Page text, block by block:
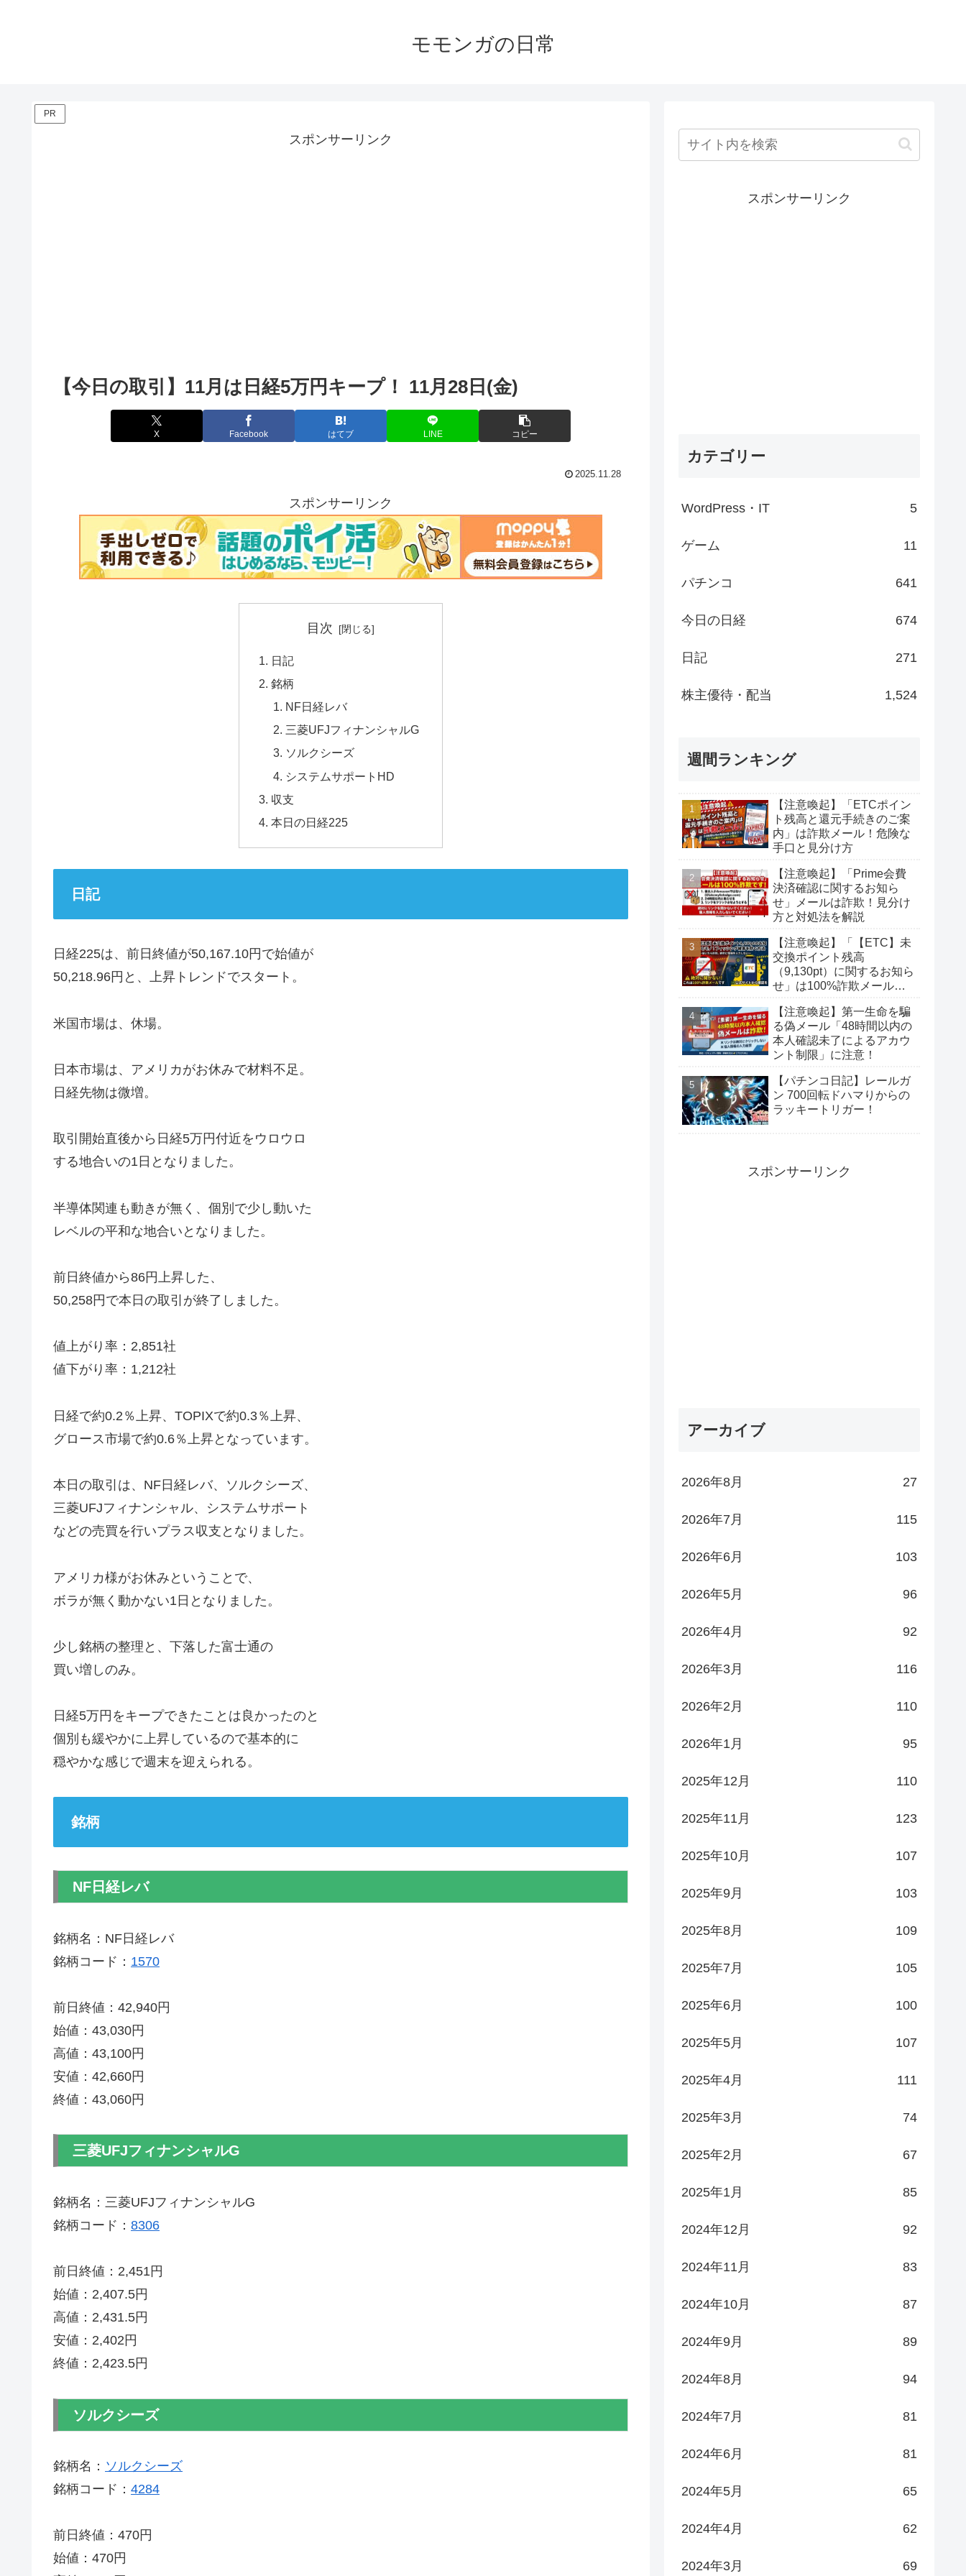
モモンガの日常
PR
スポンサーリンク
【今日の取引】11月は日経5万円キープ！ 11月28日(金)
X Facebook はてブ LINE コピー
2025.11.28
スポンサーリンク
目次
日記
銘柄
NF日経レバ
三菱UFJフィナンシャルG
ソルクシーズ
システムサポートHD
収支
本日の日経225
日記
日経225は、前日終値が50,167.10円で始値が
50,218.96円と、上昇トレンドでスタート。
米国市場は、休場。
日本市場は、アメリカがお休みで材料不足。
日経先物は微増。
取引開始直後から日経5万円付近をウロウロ
する地合いの1日となりました。
半導体関連も動きが無く、個別で少し動いた
レベルの平和な地合いとなりました。
前日終値から86円上昇した、
50,258円で本日の取引が終了しました。
値上がり率：2,851社
値下がり率：1,212社
日経で約0.2％上昇、TOPIXで約0.3％上昇、
グロース市場で約0.6％上昇となっています。
本日の取引は、NF日経レバ、ソルクシーズ、
三菱UFJフィナンシャル、システムサポート
などの売買を行いプラス収支となりました。
アメリカ様がお休みということで、
ボラが無く動かない1日となりました。
少し銘柄の整理と、下落した富士通の
買い増しのみ。
日経5万円をキープできたことは良かったのと
個別も緩やかに上昇しているので基本的に
穏やかな感じで週末を迎えられる。
銘柄
NF日経レバ
銘柄名：NF日経レバ
銘柄コード： 1570
前日終値：42,940円
始値：43,030円
高値：43,100円
安値：42,660円
終値：43,060円
三菱UFJフィナンシャルG
銘柄名：三菱UFJフィナンシャルG
銘柄コード： 8306
前日終値：2,451円
始値：2,407.5円
高値：2,431.5円
安値：2,402円
終値：2,423.5円
ソルクシーズ
銘柄名： ソルクシーズ
銘柄コード： 4284
前日終値：470円
始値：470円
スポンサーリンク
カテゴリー
WordPress・IT 5
ゲーム 11
パチンコ 641
今日の日経 674
日記 271
株主優待・配当 1,524
週間ランキング
【注意喚起】「ETCポイン
ト残高と還元手続きのご案
内」は詐欺メール！危険な
手口と見分け方
【注意喚起】「Prime会費
決済確認に関するお知ら
せ」メールは詐欺！見分け
方と対処法を解説
【注意喚起】「【ETC】未
交換ポイント残高
（9,130pt）に関するお知ら
せ」は100%詐欺メール！
【注意喚起】第一生命を騙
る偽メール「48時間以内の
本人確認未了によるアカウ
ント制限」に注意！
【パチンコ日記】レールガ
ン 700回転ドハマりからの
ラッキートリガー！
スポンサーリンク
アーカイブ
2026年8月 27
2026年7月 115
2026年6月 103
2026年5月 96
2026年4月 92
2026年3月 116
2026年2月 110
2026年1月 95
2025年12月 110
2025年11月 123
2025年10月 107
2025年9月 103
2025年8月 109
2025年7月 105
2025年6月 100
2025年5月 107
2025年4月 111
2025年3月 74
2025年2月 67
2025年1月 85
2024年12月 92
2024年11月 83
2024年10月 87
2024年9月 89
2024年8月 94
2024年7月 81
2024年6月 81
2024年5月 65
2024年4月 62
2024年3月 69